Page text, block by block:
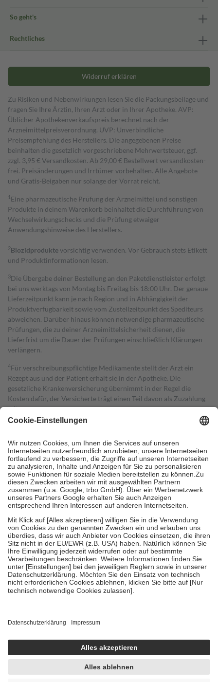
So geht's
Rechtliches
Widerruf erklären
Zu Risiken und Nebenwirkungen lesen Sie die Packungsbeilage und
fragen Sie Ihre Ärztin, Ihren Arzt oder in Ihrer Apotheke. AVP:
Üblicher Apothekenverkaufspreis berechnet nach der
Arzneimittelpreisverordnung. UVP: Unverbindliche
Preisempfehlung des Herstellers. Die angegebenen Preise
beinhalten die gesetzlich vorgeschriebene Mehrwertsteuer, ggf.
zzgl. 3,95 € Versandkosten. Ab 29,00 € Bestell­wert versand­kosten­
frei. Preisänderungen und Irrtümer vorbehalten. Alle Angebote
und Gratis-Beigaben nur solange der Vorrat reicht.
1 Eine pharmazeutische Prüfung der Arzneimittel und sonstigen
Produkte in deinem Warenkorb beinhaltet die Durchführung von
Wechselwirkungschecks und die Prüfung etwaiger
Anwendungshinweise des Herstellers.
2Biozidproduktevorsichtig verwenden. Vor Gebrauch stets Etikett
und Produktinformationen lesen.
3Die Übergabe deiner Bestellung an den Paketdienstleister erfolgt
bei uns werktags von Montag bis Freitag bis 18:00 Uhr. Der genaue
Lieferzeitpunkt kann je nach Region und in Abhängigkeit der
Produktverfügbarkeit sowie vom Zustellzeitpunkt des Spediteurs
abweichen. Darüber hinaus können notwendige pharmazeutische
Prüfungen, die zu deiner Arzneimittelsicherheit dienen, die
Lieferfrist um die Dauer der Prüfungen einschließlich Klärungen
verlängern.
4Für verschreibungspflichtige Medikamente stellt der Arzt ein
Rezept aus und der Patient erhält sie in der Apotheke. Die
gesetzliche Krankenversicherung übernimmt in der Regel die
Kosten dafür, der Versicherte trägt einen Teil davon als Zuzahlung
mit.
Grundsätzlich leisten Mitglieder Zuzahlungen in Höhe von zehn
höchstens zehn Euro.
Es sind jedoch nie mehr als die tatsächlichen
Kosten der Leistung zu entrichten.
Diese Regeln gelten grundsätzlich auch für Online-Apotheken.
Bei Heilmitteln und häuslicher Krankenpflege beträgt die
Zuzahlung zehn Prozent der Kosten sowie zehn Euro je
Verordnung.
Um das Engagement der Versicherten für ihre eigene Gesundheit zu
stärken und die besondere Stellung der Familie zu unterstützen,
fallenkeine Zuzahlungenan bei:
• Kindern und Jugendlichen bis zum vollendeten 18. Lebensjahr
mit Ausnahme der Fahrkosten
• Untersuchungen zur Vorsorge und Früherkennung, die von der
GKV getragen werden
• empfohlenen Schutzimpfungen
• Harn- und Blutteststreifen
getroffen, um sicherzustellen, dass es sich um echte Bewertungen
https://help.etrusted.com/hc/de/articles/4419944605341
Einige Bilder und Inhalte wurden unter Zuhilfenahme künstlicher